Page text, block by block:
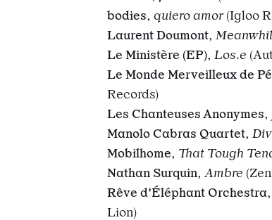
bodies, quiero amor(Igloo
Laurent Doumont,
Le Ministère (EP), Los.e
Le Monde Merveilleux de
Records)
Les Chanteuses Anonymes,
Manolo Cabras Quartet,
Mobilhome, That Tough
Nathan Surquin, Ambre
Rêve d'Éléphant Orchestra,
Lion)